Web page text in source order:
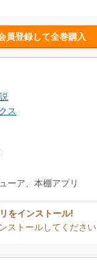
員登録して全巻購入
ス
ーア、本棚アプリ
をインストール!
ストールしてください